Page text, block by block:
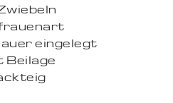
eingelegt
Beilage